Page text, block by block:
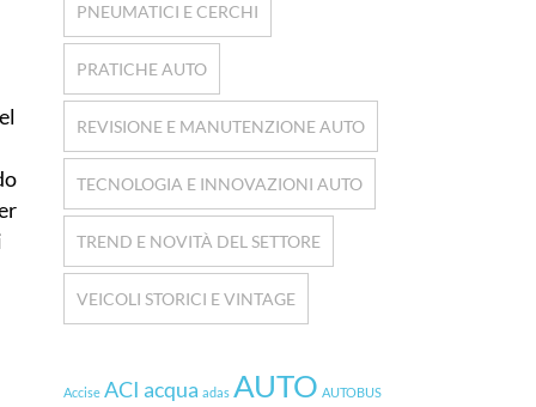
PNEUMATICI E CERCHI
PRATICHE AUTO
REVISIONE E MANUTENZIONE AUTO
TECNOLOGIA E INNOVAZIONI AUTO
TREND E NOVITÀ DEL SETTORE
VEICOLI STORICI E VINTAGE
Accise ACI acqua adas AUTO AUTOBUS